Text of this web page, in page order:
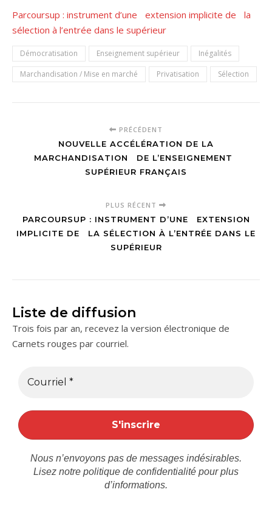
Parcoursup : instrument d’une extension implicite de la
sélection à l’entrée dans le supérieur
Démocratisation Enseignement supérieur
Inégalités
Marchandisation / Mise en marché
Privatisation Sélection
PRÉCÉDENT
NOUVELLE ACCÉLÉRATION DE LA
MARCHANDISATION DE L’ENSEIGNEMENT
SUPÉRIEUR FRANÇAIS
PLUS RÉCENT
PARCOURSUP : INSTRUMENT D’UNE EXTENSION
IMPLICITE DE LA SÉLECTION À L’ENTRÉE DANS LE
SUPÉRIEUR
Liste de diffusion
Trois fois par an, recevez la version électronique de
Carnets rouges par courriel.
Nous n’envoyons pas de messages indésirables.
Lisez notre politique de confidentialité pour plus
d’informations.